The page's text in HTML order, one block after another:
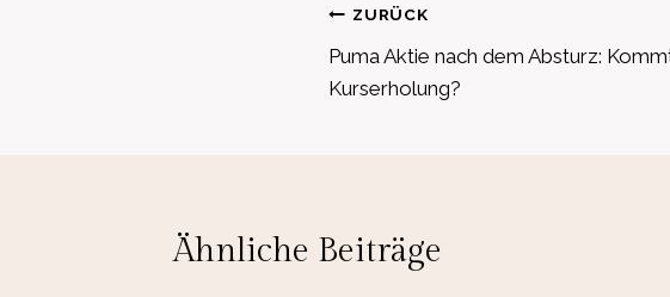
Beitragsnavigation
ZURÜCK
Puma Aktie nach dem Absturz:
Kurserholung?
Ähnliche Beiträge